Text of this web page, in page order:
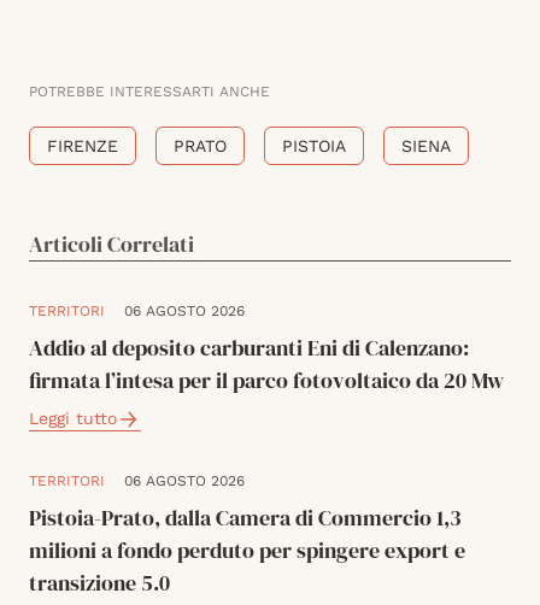
POTREBBE INTERESSARTI ANCHE
FIRENZE PRATO PISTOIA SIENA
Articoli Correlati
TERRITORI 06 AGOSTO 2026
Addio al deposito carburanti Eni di Calenzano:
firmata l’intesa per il parco fotovoltaico da 20 Mw
Leggi tutto
TERRITORI 06 AGOSTO 2026
Pistoia-Prato, dalla Camera di Commercio 1,3
milioni a fondo perduto per spingere export e
transizione 5.0